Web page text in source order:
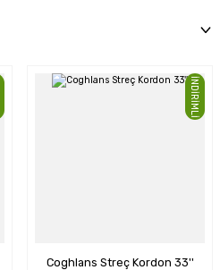
İNDİRİMLİ
Coghlans Streç Kordon 33''